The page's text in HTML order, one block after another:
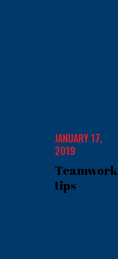
JANUARY 17,
2019
Teamwork
tips